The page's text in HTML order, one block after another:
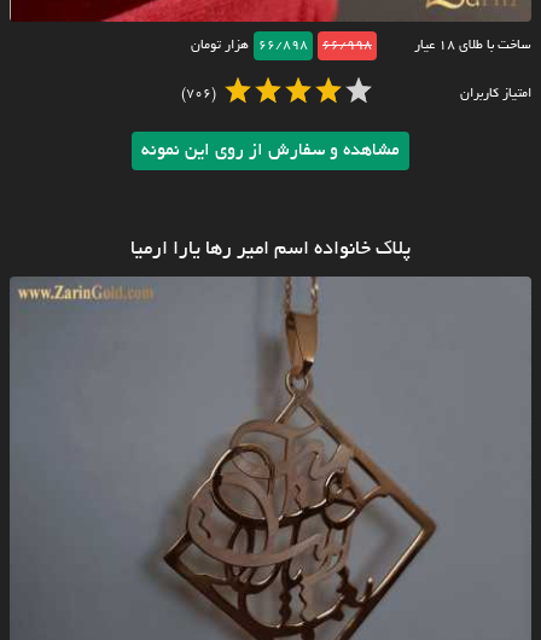
ساخت با طلای ۱۸ عیار 66/998
66/898 هزار تومان
امتیاز کاربران (706)
مشاهده و سفارش از روی این نمونه
پلاک خانواده اسم امیر رها یارا ارمیا